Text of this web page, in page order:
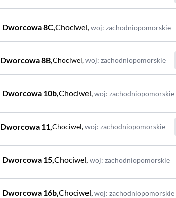
Dworcowa8C,Chociwel,woj: zachodniopomorskie
Dworcowa8B,Chociwel,woj: zachodniopomorskie
Dworcowa 10b,Chociwel,woj: zachodniopomorskie
Dworcowa 11,Chociwel,woj: zachodniopomorskie
Dworcowa 15,Chociwel,woj: zachodniopomorskie
Dworcowa 16b,Chociwel,woj: zachodniopomorskie